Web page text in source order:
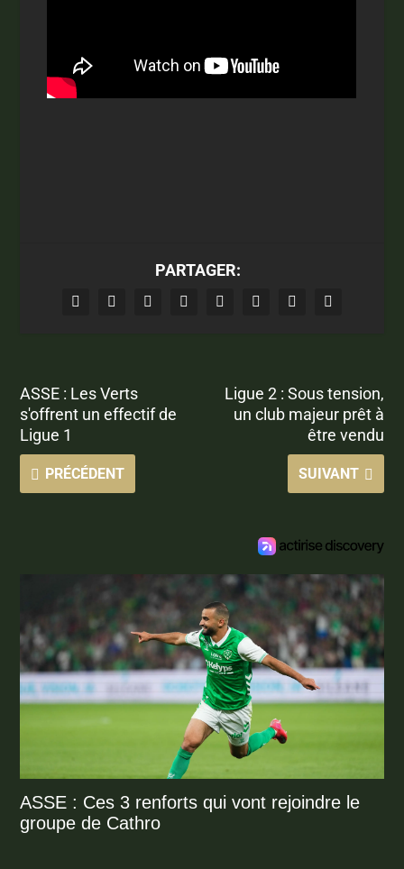
PARTAGER:
ASSE : Les Verts
s'offrent un effectif de
Ligue 1
PRÉCÉDENT
Ligue 2 : Sous tension,
un club majeur prêt à
être vendu
SUIVANT
ASSE : Ces 3 renforts qui vont rejoindre le
groupe de Cathro